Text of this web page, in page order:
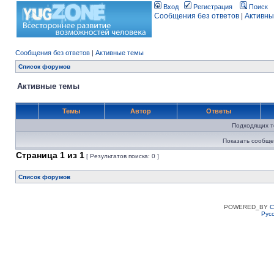
Вход Регистрация Поиск
Сообщения без ответов
Сообщения без ответов | Активные темы
Список форумов
Активные темы
Темы Автор Ответы
Подходящих
Показать
Страница 1 из 1 [ Результатов поиска: 0 ]
Список форумов
POWERED_BY